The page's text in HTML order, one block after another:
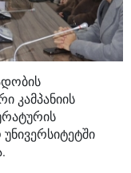
კამპანიის